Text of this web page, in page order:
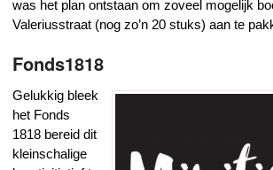
was het plan ontstaan om zoveel mogelijk
Valeriusstraat (nog zo’n 20 stuks) aan te
Fonds1818
Gelukkig bleek
het Fonds
1818 bereid dit
kleinschalige